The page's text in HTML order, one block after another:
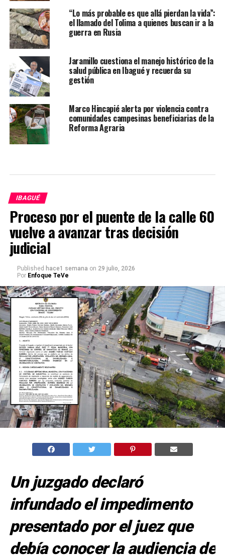
“Lo más probable es que allá pierdan la vida”:
el llamado del Tolima a quienes buscan ir a la
guerra en Rusia
Jaramillo cuestiona el manejo histórico de la
salud pública en Ibagué y recuerda su
gestión
Marco Hincapié alerta por violencia contra
comunidades campesinas beneficiarias de la
Reforma Agraria
IBAGUÉ
Proceso por el puente de la calle 60
vuelve a avanzar tras decisión
judicial
Published hace1 semana on 29 julio, 2026
Por Enfoque TeVe
Un juzgado declaró
infundado el impedimento
presentado por el juez que
debía conocer la audiencia de